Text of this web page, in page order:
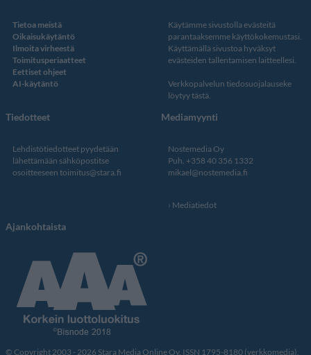
Tietoa meistä
Oikaisukäytäntö
Ilmoita virheestä
Toimitusperiaatteet
Eettiset ohjeet
AI-käytäntö
Käytämme sivustolla evästeitä
parantaaksemme käyttökokemustasi.
Käyttämällä sivustoa hyväksyt
evästeiden tallentamisen laitteellesi.
Verkkopalvelun tiedosuojalauseke
löytyy tästä.
Tiedotteet
Lehdistötiedotteet pyydetään
lähettämään sähköpostitse
osoitteeseen toimitus@stara.fi
Mediamyynti
Nostemedia Oy
Puh. +358 40 356 1332
mikael@nostemedia.fi
Mediatiedot
Ajankohtaista
© Copyright 2003 - 2026 Stara Media Online Oy. ISSN 1795-8180 (verkkomedia).